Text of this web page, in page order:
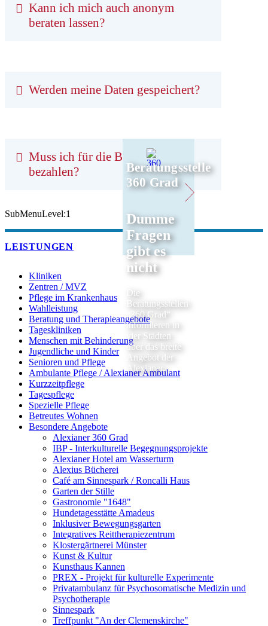
Kann ich mich auch anonym
beraten lassen?
Werden meine Daten gespeichert?
Muss ich für die Beratung
bezahlen?
Beratungsstelle
360 Grad
Dumme
Fragen
gibt es
nicht
Die
Beratungsstellen
„360 Grad“
informieren in
vier Städten
über das breite
Angebot der
Alexianer.
SubMenuLevel:1
LEISTUNGEN
Kliniken
Zentren / MVZ
Pflege im Krankenhaus
Wahlleistung
Beratung und Therapieangebote
Tageskliniken
Menschen mit Behinderung
Jugendliche und Kinder
Senioren und Pflege
Ambulante Pflege / Alexianer Ambulant
Kurzzeitpflege
Tagespflege
Spezielle Pflege
Betreutes Wohnen
Besondere Angebote
Alexianer 360 Grad
IBP - Interkulturelle Begegnungsprojekte
Alexianer Hotel am Wasserturm
Alexius Bücherei
Café am Sinnespark / Roncalli Haus
Garten der Stille
Gastronomie "1648"
Hundetagesstätte Amadeus
Inklusiver Bewegungsgarten
Integratives Reittherapiezentrum
Klostergärtnerei Münster
Kunst & Kultur
Kunsthaus Kannen
PREX - Projekt für kulturelle Experimente
Privatambulanz für Psychosomatische Medizin und
Psychotherapie
Sinnespark
Treffpunkt "An der Clemenskirche"